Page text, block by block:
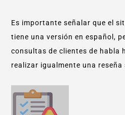
Es importante señalar que el
tiene una versión en español,
consultas de clientes de habla
realizar igualmente una reseña